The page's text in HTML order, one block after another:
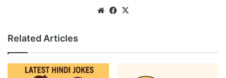
WebsiteFacebook
Related Articles